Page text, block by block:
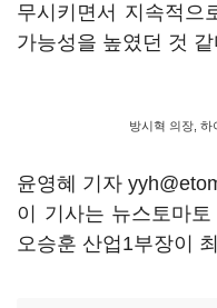
무시키면서 지속적으
가능성을 높였던 것
방시혁 의장, 하
윤영혜 기자
이 기사는 뉴스토마
오승훈 산업1부장이